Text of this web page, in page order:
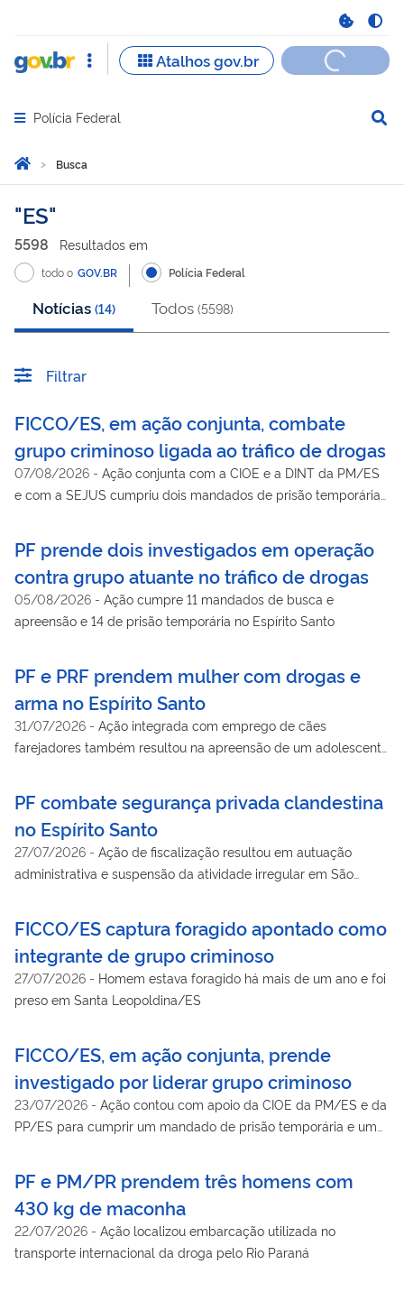
Abrir menu principal de navegação
Polícia Federal
Você está aqui:
Página Inicial
Busca
Busca
ES
5598 Resultados em
todo o GOV.BR Polícia Federal
Notícias (14) Todos (5598)
Filtrar
FICCO/ES, em ação conjunta, combate
grupo criminoso ligada ao tráfico de drogas
07/08/2026 - Ação conjunta com a CIOE e a DINT da PM/ES
e com a SEJUS cumpriu dois mandados de prisão temporária
PF prende dois investigados em operação
contra grupo atuante no tráfico de drogas
05/08/2026 - Ação cumpre 11 mandados de busca e
apreensão e 14 de prisão temporária no Espírito Santo
PF e PRF prendem mulher com drogas e
arma no Espírito Santo
31/07/2026 - Ação integrada com emprego de cães
farejadores também resultou na apreensão de um adolescente
PF combate segurança privada clandestina
no Espírito Santo
27/07/2026 - Ação de fiscalização resultou em autuação
administrativa e suspensão da atividade irregular em São
FICCO/ES captura foragido apontado como
integrante de grupo criminoso
27/07/2026 - Homem estava foragido há mais de um ano e foi
preso em Santa Leopoldina/ES
FICCO/ES, em ação conjunta, prende
investigado por liderar grupo criminoso
23/07/2026 - Ação contou com apoio da CIOE da PM/ES e da
PP/ES para cumprir um mandado de prisão temporária e um
PF e PM/PR prendem três homens com
430 kg de maconha
22/07/2026 - Ação localizou embarcação utilizada no
transporte internacional da droga pelo Rio Paraná